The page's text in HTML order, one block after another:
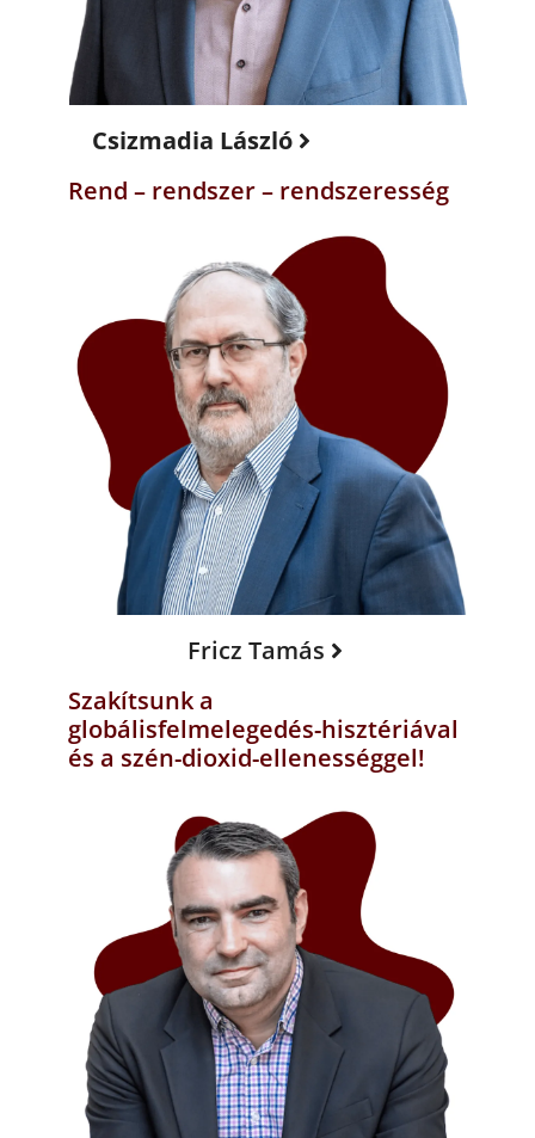
Csizmadia László
Rend – rendszer – rendszeresség
Fricz Tamás
Szakítsunk a
globálisfelmelegedés-hisztériával
és a szén-dioxid-ellenességgel!